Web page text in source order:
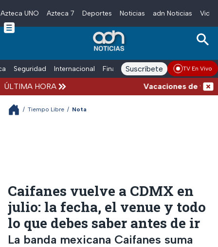
Skip to main content
Azteca UNO Azteca 7 Deportes Noticias adn Noticias
Seguridad Internacional Finanzas adn Noticias Radio
Suscríbete TV En Vivo
ÚLTIMA HORA Vacaciones de
/ Tiempo Libre / Nota
Caifanes vuelve a CDMX en
julio: la fecha, el venue y todo
lo que debes saber antes de ir
La banda mexicana Caifanes suma